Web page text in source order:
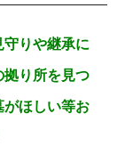
りや継承に
拠り所を見つ
がほしい等お